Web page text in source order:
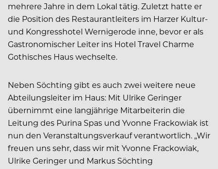
mehrere Jahre in dem Lokal tätig. Zuletzt hatte er
die Position des Restaurantleiters im Harzer Kultur-
und Kongresshotel Wernigerode inne, bevor er als
Gastronomischer Leiter ins Hotel Travel Charme
Gothisches Haus wechselte.
Neben Söchting gibt es auch zwei weitere neue
Abteilungsleiter im Haus: Mit Ulrike Geringer
übernimmt eine langjährige Mitarbeiterin die
Leitung des Purina Spas und Yvonne Frackowiak ist
nun den Veranstaltungsverkauf verantwortlich. „Wir
freuen uns sehr, dass wir mit Yvonne Frackowiak,
Ulrike Geringer und Markus Söchting